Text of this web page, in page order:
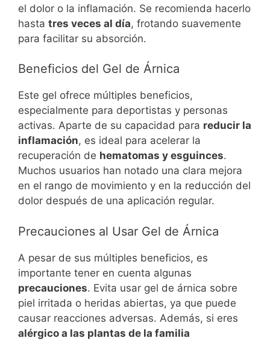
el dolor o la inflamación. Se recomienda hacerlo
hasta tres veces al día, frotando suavemente
para facilitar su absorción.
Beneficios del Gel de Árnica
Este gel ofrece múltiples beneficios,
especialmente para deportistas y personas
activas. Aparte de su capacidad para reducir la
inflamación, es ideal para acelerar la
recuperación de hematomas y esguinces.
Muchos usuarios han notado una clara mejora
en el rango de movimiento y en la reducción del
dolor después de una aplicación regular.
Precauciones al Usar Gel de Árnica
A pesar de sus múltiples beneficios, es
importante tener en cuenta algunas
precauciones. Evita usar gel de árnica sobre
piel irritada o heridas abiertas, ya que puede
causar reacciones adversas. Además, si eres
alérgico a las plantas de la familia